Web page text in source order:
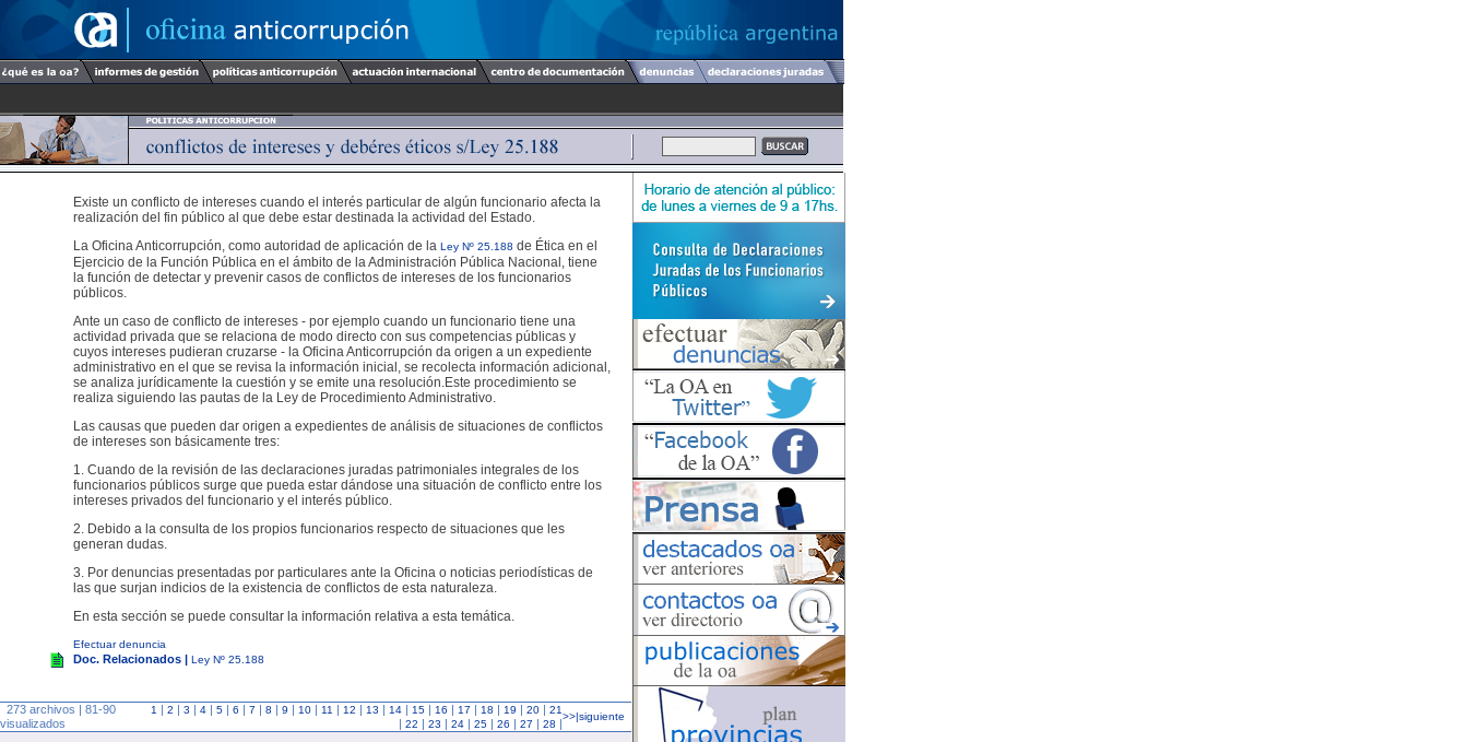
Existe un conflicto de intereses cuando el interés particular de algún funcionario afecta la
realización del fin público al que debe estar destinada la actividad del Estado.
La Oficina Anticorrupción, como autoridad de aplicación de la Ley Nº 25.188 de Ética en el
Ejercicio de la Función Pública en el ámbito de la Administración Pública Nacional, tiene
la función de detectar y prevenir casos de conflictos de intereses de los funcionarios
públicos.
Ante un caso de conflicto de intereses - por ejemplo cuando un funcionario tiene una
actividad privada que se relaciona de modo directo con sus competencias públicas y
cuyos intereses pudieran cruzarse - la Oficina Anticorrupción da origen a un expediente
administrativo en el que se revisa la información inicial, se recolecta información adicional,
se analiza jurídicamente la cuestión y se emite una resolución.Este procedimiento se
realiza siguiendo las pautas de la Ley de Procedimiento Administrativo.
Las causas que pueden dar origen a expedientes de análisis de situaciones de conflictos
de intereses son básicamente tres:
1. Cuando de la revisión de las declaraciones juradas patrimoniales integrales de los
funcionarios públicos surge que pueda estar dándose una situación de conflicto entre los
intereses privados del funcionario y el interés público.
2. Debido a la consulta de los propios funcionarios respecto de situaciones que les
generan dudas.
3. Por denuncias presentadas por particulares ante la Oficina o noticias periodísticas de
las que surjan indicios de la existencia de conflictos de esta naturaleza.
En esta sección se puede consultar la información relativa a esta temática.
Efectuar denuncia
Doc. Relacionados | Ley Nº 25.188
273 archivos | 81-90
visualizados
1 | 2 | 3 | 4 | 5 | 6 | 7 | 8 | 9 | 10 | 11 | 12 | 13 | 14 | 15 | 16 | 17 | 18 | 19 | 20 | 21
| 22 | 23 | 24 | 25 | 26 | 27 | 28 |
>>|siguiente